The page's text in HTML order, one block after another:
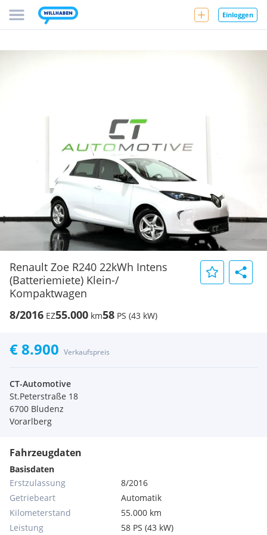
Einloggen
Renault Zoe R240 22kWh Intens
(Batteriemiete) Klein-/
Kompaktwagen
8/2016 EZ55.000 km58 PS (43 kW)
€ 8.900 Verkaufspreis
CT-Automotive
St.Peterstraße 18
6700 Bludenz
Vorarlberg
Fahrzeugdaten
Basisdaten
Erstzulassung
8/2016
Getriebeart
Automatik
Kilometerstand
55.000 km
Leistung
58 PS (43 kW)